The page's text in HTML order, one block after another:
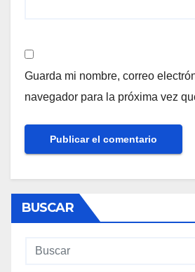
Guarda mi nombre, correo
navegador para la próxima vez
BUSCAR